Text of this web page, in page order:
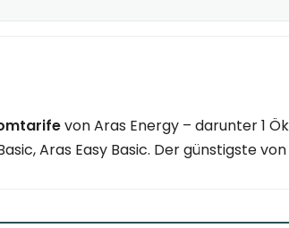
von Aras Energy – darunter 1
Aras Easy Basic. Der günstigste